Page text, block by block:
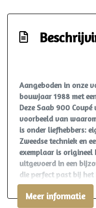
Aangeboden in onze
bouwjaar 1988 met
Deze Saab 900
voorbeeld van
is onder liefhebbers:
Zweedse techniek en
exemplaar is origineel
uitgevoerd in een
die perfect past bij
coupé.
Meer informatie